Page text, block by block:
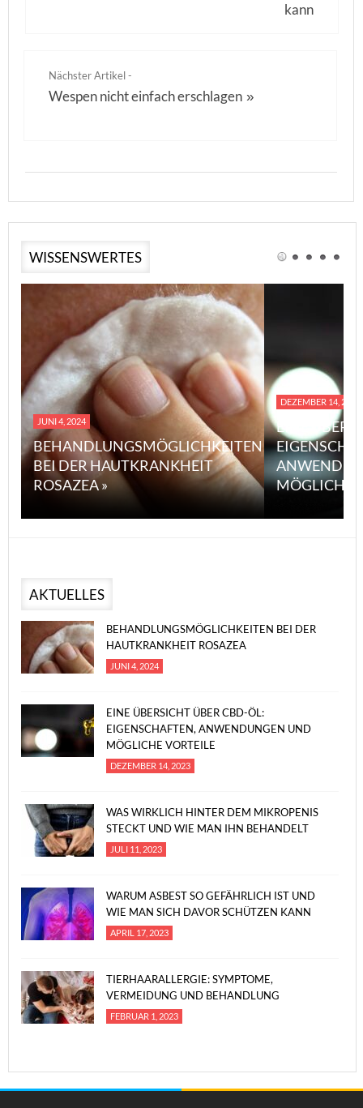
kann
Nächster Artikel -
Wespen nicht einfach erschlagen »
WISSENSWERTES
JUNI 4, 2024
BEHANDLUNGSMÖGLICHKEITEN
BEI DER HAUTKRANKHEIT
ROSAZEA »
DEZEMBER 14, 2023
EINE
MÖGLICHE
AKTUELLES
BEHANDLUNGSMÖGLICHKEITEN BEI DER
HAUTKRANKHEIT ROSAZEA
JUNI 4, 2024
EINE ÜBERSICHT ÜBER CBD-ÖL:
EIGENSCHAFTEN, ANWENDUNGEN UND
MÖGLICHE VORTEILE
DEZEMBER 14, 2023
WAS WIRKLICH HINTER DEM MIKROPENIS
STECKT UND WIE MAN IHN BEHANDELT
JULI 11, 2023
WARUM ASBEST SO GEFÄHRLICH IST UND
WIE MAN SICH DAVOR SCHÜTZEN KANN
APRIL 17, 2023
TIERHAARALLERGIE: SYMPTOME,
VERMEIDUNG UND BEHANDLUNG
FEBRUAR 1, 2023